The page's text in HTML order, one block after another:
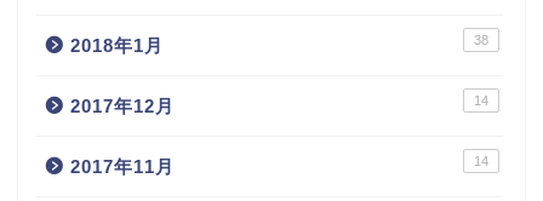
2018年1月 38
2017年12月 14
2017年11月 14